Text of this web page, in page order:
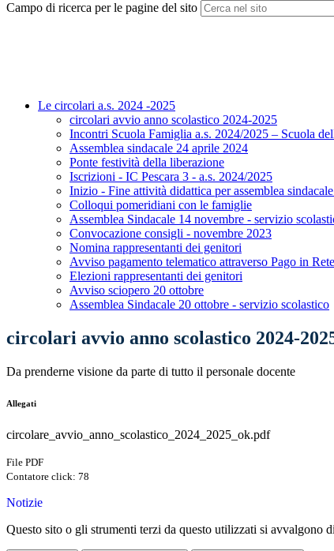
Campo di ricerca per le pagine del sito
Le circolari a.s. 2024 -2025
circolari avvio anno scolastico 2024-2025
Incontri Scuola Famiglia a.s. 2024/2025 – Scuola
Assemblea sindacale 24 aprile 2024
Ponte festività della liberazione
Iscrizioni - IC Pescara 3 - a.s. 2024/2025
Inizio - Fine attività didattica per assemblea
Colloqui pomeridiani con le famiglie
Assemblea Sindacale 14 novembre - servizio
Convocazione consigli - novembre 2023
Nomina rappresentanti dei genitori
Avviso pagamento telematico attraverso Pago in
Elezioni rappresentanti dei genitori
Avviso sciopero 20 ottobre
Assemblea Sindacale 20 ottobre - servizio scolastico
circolari avvio anno scolastico 2024-
Da prenderne visione da parte di tutto il personale docente
Allegati
circolare_avvio_anno_scolastico_2024_2025_ok.pdf
File PDF
Contatore click: 78
Notizie
Questo sito o gli strumenti terzi da questo utilizzati si avvalgono